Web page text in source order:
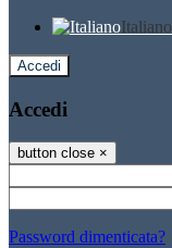
Italiano
Accedi
Accedi
button close ×
Password dimenticata?